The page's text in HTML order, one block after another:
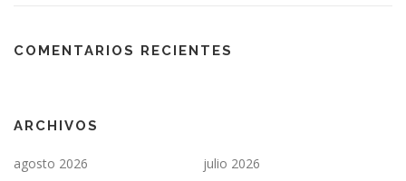
COMENTARIOS RECIENTES
ARCHIVOS
agosto 2026
julio 2026